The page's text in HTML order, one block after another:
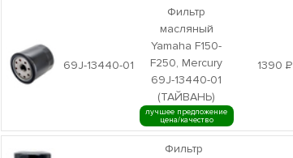
69J-13440-01
Фильтр
масляный
Yamaha F150-
F250, Mercury
69J-13440-01
(ТАЙВАНЬ)
лучшее предложение
цена/качество
1390Р
Фильтр